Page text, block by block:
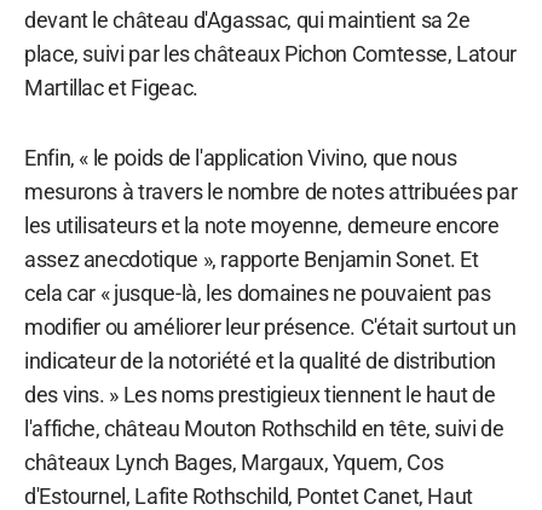
devant le château d'Agassac, qui maintient sa 2e
place, suivi par les châteaux Pichon Comtesse, Latour
Martillac et Figeac.
Enfin, « le poids de l'application Vivino, que nous
mesurons à travers le nombre de notes attribuées par
les utilisateurs et la note moyenne, demeure encore
assez anecdotique », rapporte Benjamin Sonet. Et
cela car « jusque-là, les domaines ne pouvaient pas
modifier ou améliorer leur présence. C'était surtout un
indicateur de la notoriété et la qualité de distribution
des vins. » Les noms prestigieux tiennent le haut de
l'affiche, château Mouton Rothschild en tête, suivi de
châteaux Lynch Bages, Margaux, Yquem, Cos
d'Estournel, Lafite Rothschild, Pontet Canet, Haut